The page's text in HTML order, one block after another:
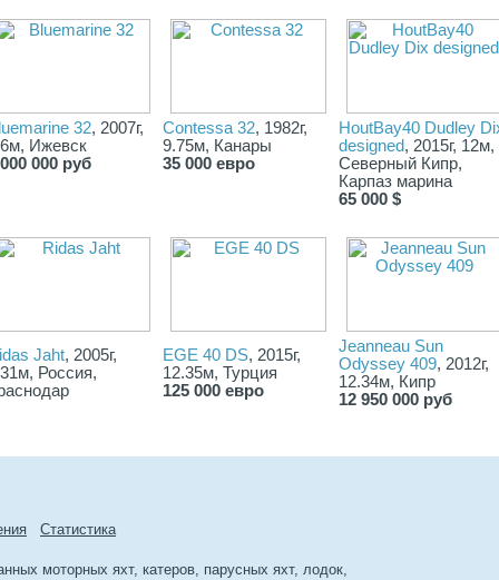
32, 2007г,
Ижевск
000 руб
Contessa 32, 1982г,
9.75м, Канары
35 000 евро
HoutBay40 Dudley
designed, 2015г, 12м,
Северный Кипр,
Карпаз марина
65 000 $
Jaht, 2005г,
Россия,
EGE 40 DS, 2015г,
12.35м, Турция
125 000 евро
Jeanneau Sun
Odyssey 409, 2012г,
12.34м, Кипр
12 950 000 руб
Cтатиcтика
моторных яхт, катеров, парусных яхт, лодок,